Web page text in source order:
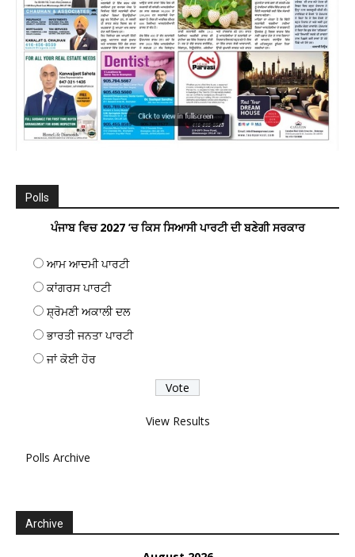
Polls
ਪੰਜਾਬ ਵਿਚ 2027 ’ਚ ਕਿਸ ਸਿਆਸੀ ਪਾਰਟੀ ਦੀ ਬਣੇਗੀ ਸਰਕਾਰ
ਆਮ ਆਦਮੀ ਪਾਰਟੀ
ਕਾਂਗਰਸ ਪਾਰਟੀ
ਸ਼੍ਰੋਮਣੀ ਅਕਾਲੀ ਦਲ
ਭਾਰਤੀ ਜਨਤਾ ਪਾਰਟੀ
ਜਾਂ ਕੋਈ ਹੋਰ
View Results
Polls Archive
Archive